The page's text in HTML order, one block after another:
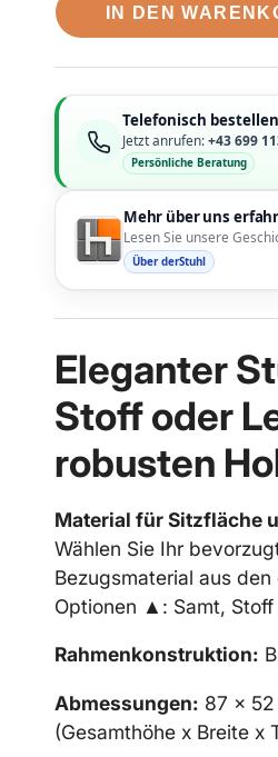
IN DEN
Telefonisch bestellen
Jetzt anrufen:+43 699
Persönliche Beratung
Mehr über uns
Lesen Sie unsere
Über derStuhl
Eleganter
Stoff oder
robusten
Material für Sitzfläche
Wählen Sie Ihr
Bezugsmaterial aus
Optionen ▲: Samt, Stoff
Rahmenkonstruktion:
Abmessungen: 87 x
(Gesamthöhe x Breite x